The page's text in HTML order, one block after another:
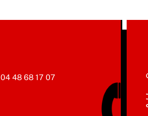
04 48 68 17 07